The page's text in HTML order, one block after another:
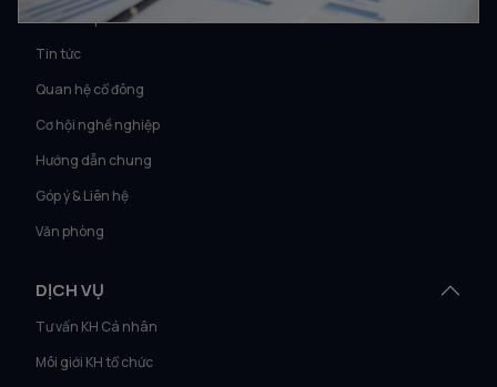
Về Vietcap
Tin tức
Quan hệ cổ đông
Cơ hội nghề nghiệp
Hướng dẫn chung
Góp ý & Liên hệ
Văn phòng
DỊCH VỤ
Tư vấn KH Cá nhân
Môi giới KH tổ chức